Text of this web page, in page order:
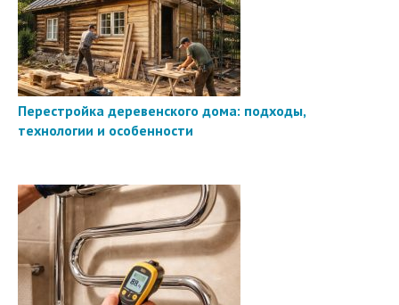
Перестройка деревенского дома: подходы,
технологии и особенности